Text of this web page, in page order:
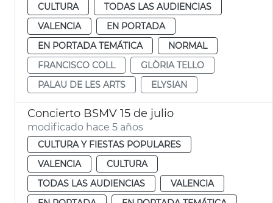
CULTURA
TODAS LAS AUDIENCIAS
VALENCIA
EN PORTADA
EN PORTADA TEMÁTICA
NORMAL
FRANCISCO COLL
GLÒRIA TELLO
PALAU DE LES ARTS
ELYSIAN
Concierto BSMV 15 de julio
modificado hace 5 años
CULTURA Y FIESTAS POPULARES
VALENCIA
CULTURA
TODAS LAS AUDIENCIAS
VALENCIA